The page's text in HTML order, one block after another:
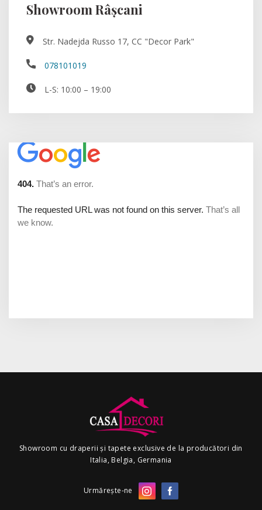
Showroom Râșcani
Str. Nadejda Russo 17, CC "Decor Park"
078101019
L-S: 10:00 – 19:00
Showroom cu draperii și tapete exclusive de la producători din
Italia, Belgia, Germania
Urmărește-ne